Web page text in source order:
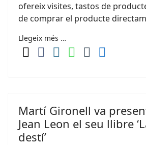
ofereix visites, tastos de
de comprar el producte
Llegeix més …
Martí Gironell va
Jean Leon el seu llibre
destí’